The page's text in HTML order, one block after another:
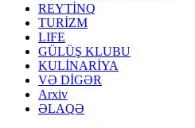
REYTİNQ
TURİZM
LIFE
GÜLÜŞ KLUBU
KULİNARİYA
VƏ DİGƏR
Arxiv
ƏLAQƏ